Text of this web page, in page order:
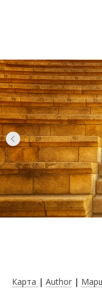
Карта | Author |